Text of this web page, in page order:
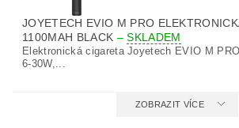
JOYETECH EVIO M PRO
1100MAH BLACK –SKLADEM
Elektronická cigareta Joyetech EVIO M
6-30W,...
ZOBRAZIT VÍCE